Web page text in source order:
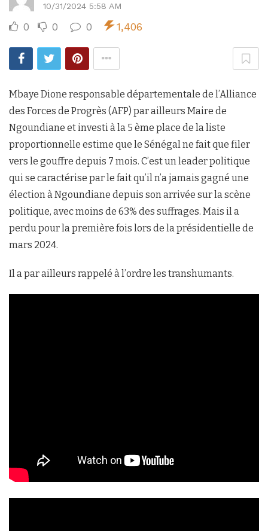
10/31/2024 5:58 AM
0 0 0 1,406
Mbaye Dione responsable départementale de l’Alliance
des Forces de Progrès (AFP) par ailleurs Maire de
Ngoundiane et investi à la 5 ème place de la liste
proportionnelle estime que le Sénégal ne fait que filer
vers le gouffre depuis 7 mois. C’est un leader politique
qui se caractérise par le fait qu’il n’a jamais gagné une
élection à Ngoundiane depuis son arrivée sur la scène
politique, avec moins de 63% des suffrages. Mais il a
perdu pour la première fois lors de la présidentielle de
mars 2024.
Il a par ailleurs rappelé à l’ordre les transhumants.